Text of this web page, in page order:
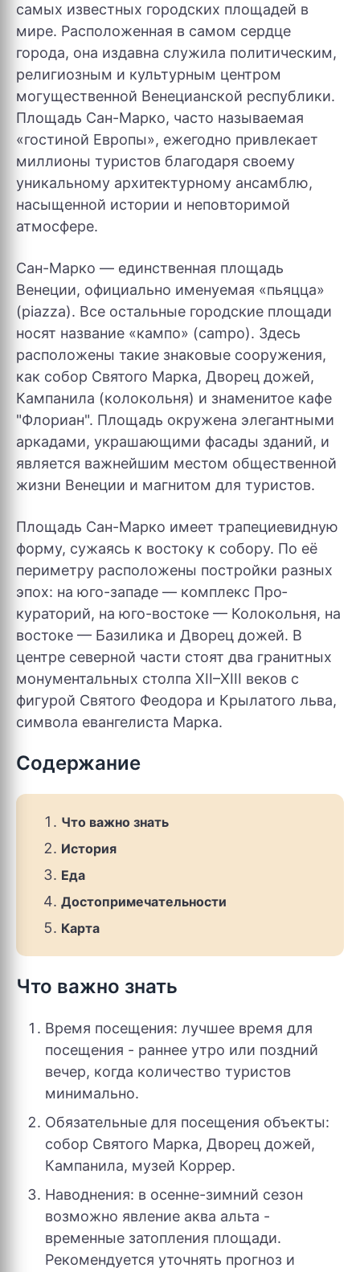
самых известных городских площадей в
мире. Расположенная в самом сердце
города, она издавна служила политическим,
религиозным и культурным центром
могущественной Венецианской республики.
Площадь Сан-Марко, часто называемая
«гостиной Европы», ежегодно привлекает
миллионы туристов благодаря своему
уникальному архитектурному ансамблю,
насыщенной истории и неповторимой
атмосфере.
Сан-Марко — единственная площадь
Венеции, официально именуемая «пьяцца»
(piazza). Все остальные городские площади
носят название «кампо» (campo). Здесь
расположены такие знаковые сооружения,
как собор Святого Марка, Дворец дожей,
Кампанила (колокольня) и знаменитое кафе
"Флориан". Площадь окружена элегантными
аркадами, украшающими фасады зданий, и
является важнейшим местом общественной
жизни Венеции и магнитом для туристов.
Площадь Сан-Марко имеет трапециевидную
форму, сужаясь к востоку к собору. По её
периметру расположены постройки разных
эпох: на юго-западе — комплекс Про­
кураторий, на юго-востоке — Колокольня, на
востоке — Базилика и Дворец дожей. В
центре северной части стоят два гранитных
монументальных столпа XII–XIII веков с
фигурой Святого Феодора и Крылатого льва,
символа евангелиста Марка.
Содержание
Что важно знать
История
Еда
Достопримечательности
Карта
Что важно знать
Время посещения: лучшее время для
посещения - раннее утро или поздний
вечер, когда количество туристов
минимально.
Обязательные для посещения объекты:
собор Святого Марка, Дворец дожей,
Кампанила, музей Коррер.
Наводнения: в осенне-зимний сезон
возможно явление аква альта -
временные затопления площади.
Рекомендуется уточнять прогноз и